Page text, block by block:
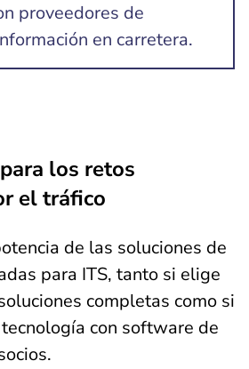
proveedores de
en carretera.
los retos
el tráfico
de las soluciones de
para ITS, tanto si elige
completas como si
con software de